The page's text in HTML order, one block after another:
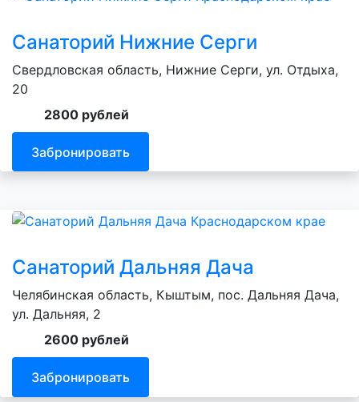
Санаторий Нижние Серги
Свердловская область, Нижние Серги, ул. Отдыха,
20
2800 рублей
Забронировать
Санаторий Дальняя Дача
Челябинская область, Кыштым, пос. Дальняя Дача,
ул. Дальняя, 2
2600 рублей
Забронировать